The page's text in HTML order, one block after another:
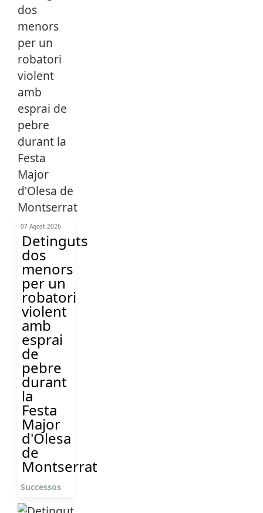
07 Agost 2026
Detinguts
dos
menors
per un
robatori
violent
amb
esprai
de
pebre
durant
la
Festa
Major
d'Olesa
de
Montserrat
Successos